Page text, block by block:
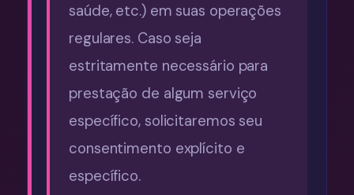
saúde, etc.) em suas operações
regulares. Caso seja
estritamente necessário para
prestação de algum serviço
específico, solicitaremos seu
consentimento explícito e
específico.